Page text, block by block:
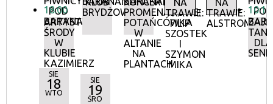
POD
BARANAMI
18:00
ARTYSTYCZNE
ŚRODY
W
KLUBIE
KAZIMIERZ
BRYDŻOWYPROMENADOWE:
POTAŃCÓWKA
W
ALTANIE
NA
PLANTACH
NA
TRAWIE:
FILIP
SZOSTEK
I
SZYMON
MIKA
NA
TRAWIE:
ALSTROMERIE
POD
10:15
DLA
SIE
18
WTO
SIE
19
ŚRO